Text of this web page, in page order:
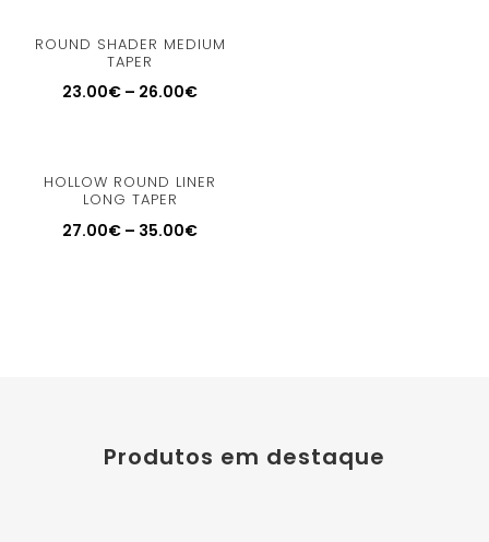
ROUND SHADER MEDIUM
TAPER
23.00€ – 26.00€
HOLLOW ROUND LINER
LONG TAPER
27.00€ – 35.00€
Produtos em destaque